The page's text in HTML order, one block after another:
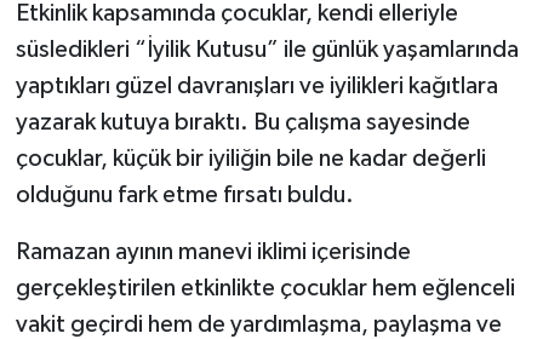
Etkinlik kapsamında çocuklar, kendi elleriyle
süsledikleri “İyilik Kutusu” ile günlük yaşamlarında
yaptıkları güzel davranışları ve iyilikleri kağıtlara
yazarak kutuya bıraktı. Bu çalışma sayesinde
çocuklar, küçük bir iyiliğin bile ne kadar değerli
olduğunu fark etme fırsatı buldu.
Ramazan ayının manevi iklimi içerisinde
gerçekleştirilen etkinlikte çocuklar hem eğlenceli
vakit geçirdi hem de yardımlaşma, paylaşma ve